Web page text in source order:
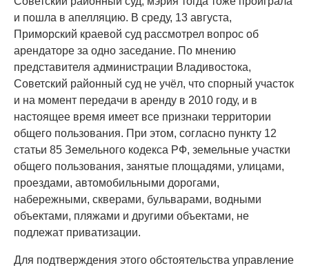
и пошла в апелляцию. В среду, 13 августа,
Приморский краевой суд рассмотрел вопрос об
арендаторе за одно заседание. По мнению
представителя администрации Владивостока,
Советский районный суд не учёл, что спорный участок
и на момент передачи в аренду в 2010 году, и в
настоящее время имеет все признаки территории
общего пользования. При этом, согласно пункту 12
статьи 85 Земельного кодекса РФ, земельные участки
общего пользования, занятые площадями, улицами,
проездами, автомобильными дорогами,
набережными, скверами, бульварами, водными
объектами, пляжами и другими объектами, не
подлежат приватизации.
Для подтверждения этого обстоятельства управление